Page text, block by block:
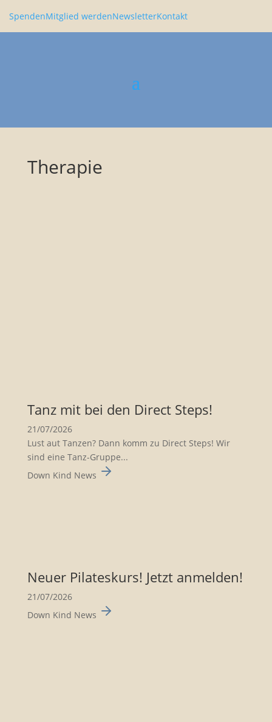
SpendenMitglied werdenNewsletterKontakt
Therapie
Tanz mit bei den Direct Steps!
21/07/2026
Lust aut Tanzen? Dann komm zu Direct Steps! Wir
sind eine Tanz-Gruppe...
Down Kind News
Neuer Pilates­kurs! Jetzt anmelden!
21/07/2026
Down Kind News